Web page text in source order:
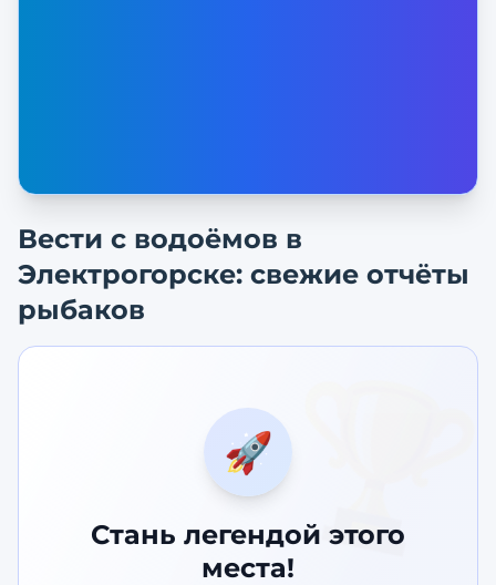
Вести с водоёмов в
Электрогорске: свежие отчёты
рыбаков
🏆
🚀
Стань легендой этого
места!